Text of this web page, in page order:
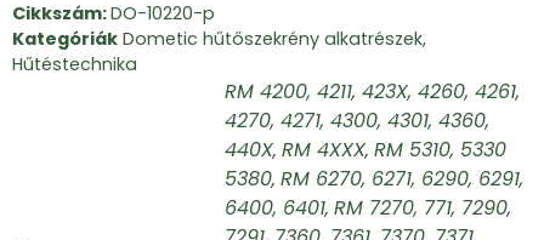
Cikkszám:DO-10220-p
Kategóriák Dometic hűtőszekrény alkatrészek,
Hűtéstechnika
RM 4200, 4211, 423X, 4260, 4261,
4270, 4271, 4300, 4301, 4360,
440X, RM 4XXX, RM 5310, 5330
5380, RM 6270, 6271, 6290, 6291,
6400, 6401, RM 7270, 771, 7290,